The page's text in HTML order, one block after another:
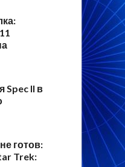
Spec II в
готов:
Trek: